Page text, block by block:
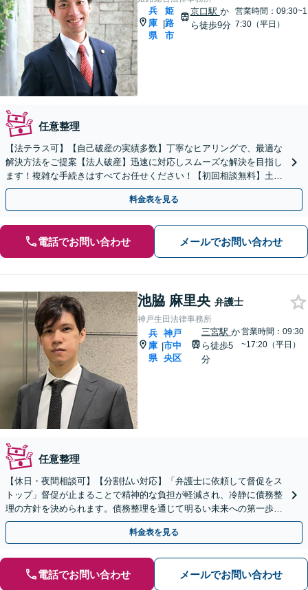
兵
庫
県
|
姫
路
市
京口駅 か
ら徒歩9分
営業時間：09:30~1
7:30（平日）
任意整理
【法テラス可】【自己破産の実績多数】丁寧なヒアリングで、最適な
解決方法をご提案【法人破産】迅速に対応しスムーズな解決を目指し
ます！複雑な手続きはすべてお任せください！【初回相談無料】土曜
日も相談実施中！アットホームな雰囲気で話しやすい事務所
料金表を見る
電話でお問い合わせ メールでお問い合わせ
池脇 麻里央 弁護士
神戸生田法律事務所
兵
庫
県
|
神戸
市中
央区
三宮駅 か
ら徒歩5
分
営業時間：09:30
~17:20（平日）
任意整理
【休日・夜間相談可】【分割払い対応】「弁護士に依頼して督促をス
トップ」督促が止まることで精神的な負担が軽減され、冷静に債務整
理の方針を決められます。債務整理を通じて明るい未来への第一歩を
踏み出しましょう。【WEB面談対応】【三宮駅5分】
料金表を見る
電話でお問い合わせ メールでお問い合わせ